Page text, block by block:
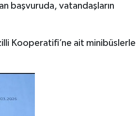
başvuruda, vatandaşların
Kooperatifi’ne ait minibüslerle